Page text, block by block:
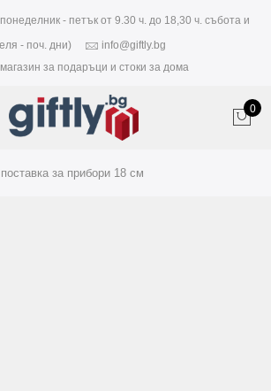
- петък от 9.30 ч. до 18,30 ч. събота и
- поч. дни)
info@giftly.bg
за подаръци и стоки за дома
0
за прибори 18 см